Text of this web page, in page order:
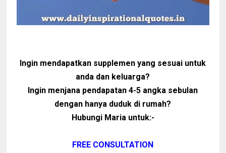
Ingin mendapatkan supplemen yang sesuai untuk
anda dan keluarga?
Ingin menjana pendapatan 4-5 angka sebulan
dengan hanya duduk di rumah?
Hubungi Maria untuk:-
FREE CONSULTATION